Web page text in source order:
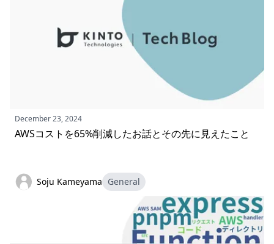
December 23, 2024
AWSコストを65%削減したお話とその先に見えたこと
Soju Kameyama General